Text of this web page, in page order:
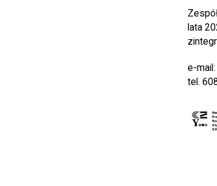
lata
e-mail:
tel.